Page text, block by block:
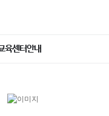
육센터안내